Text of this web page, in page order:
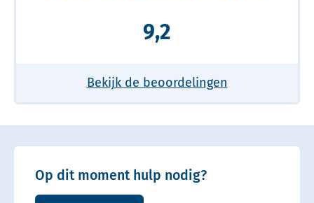
9,2
Bekijk de beoordelingen
Op dit moment hulp nodig?